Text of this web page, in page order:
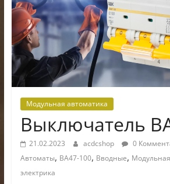
Модульная автоматика
Выключатель
21.02.2023 acdcshop
0
Автоматы, ВА47-100, Вводные,
электрика